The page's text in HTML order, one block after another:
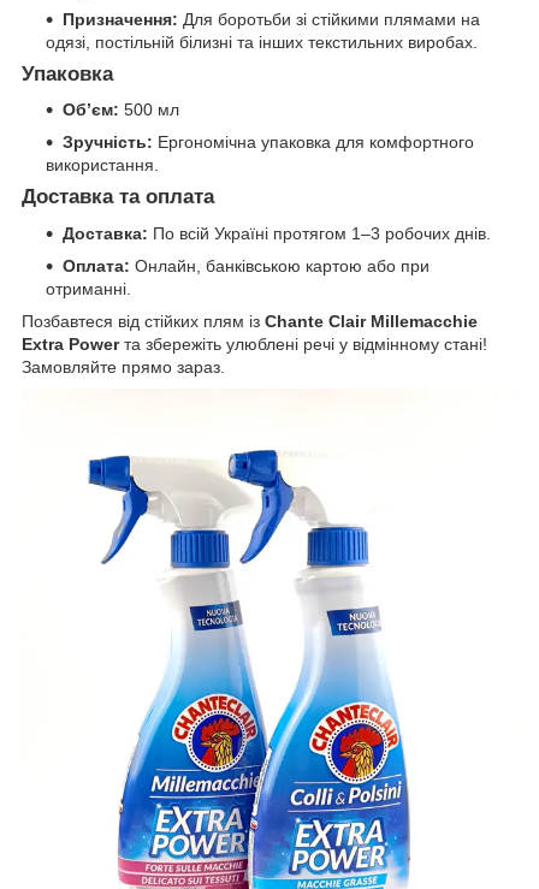
Призначення: Для боротьби зі стійкими плямами на
одязі, постільній білизні та інших текстильних виробах.
Упаковка
Об’єм: 500 мл
Зручність: Ергономічна упаковка для комфортного
використання.
Доставка та оплата
Доставка: По всій Україні протягом 1–3 робочих днів.
Оплата: Онлайн, банківською картою або при
отриманні.
Позбавтеся від стійких плям із Chante Clair Millemacchie
Extra Powerта збережіть улюблені речі у відмінному стані!
Замовляйте прямо зараз.